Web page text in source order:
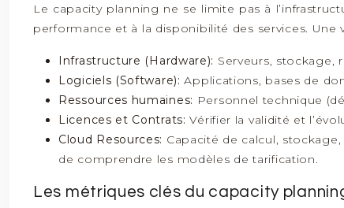
Le capacity planning ne se limite pas à
performance et à la disponibilité des services. Une
Infrastructure (Hardware): Serveurs, stockage,
Logiciels (Software):Applications, bases de
Ressources humaines: Personnel technique
Licences et Contrats:Vérifier la validité et
Cloud Resources: Capacité de calcul,
de comprendre les modèles de tarification.
Les métriques clés du capacity